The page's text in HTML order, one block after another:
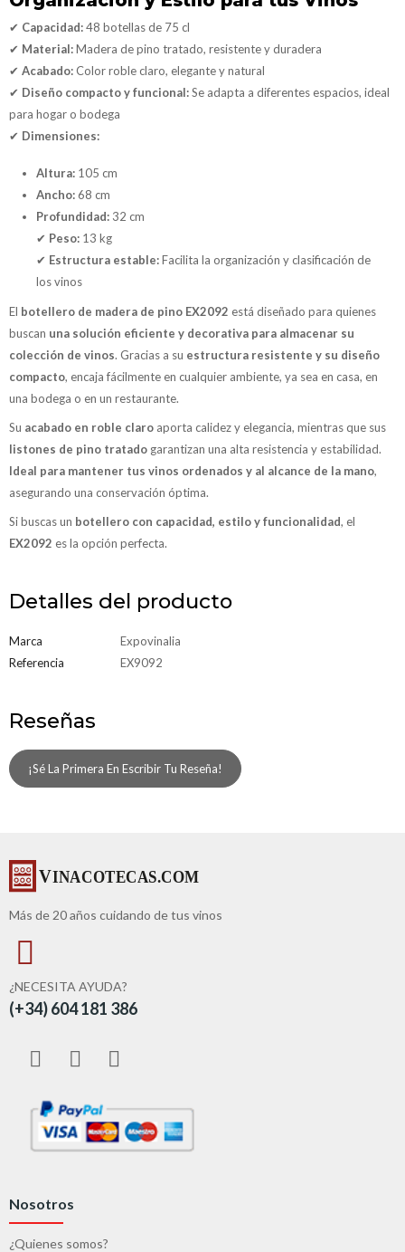
✔ Capacidad:48 botellas de 75 cl
✔ Material:Madera de pino tratado, resistente y duradera
✔ Acabado:Color roble claro, elegante y natural
✔ Diseño compacto y funcional:Se adapta a diferentes espacios, ideal
para hogar o bodega
✔ Dimensiones:
Altura: 105 cm
Ancho:68 cm
Profundidad: 32 cm
✔ Peso: 13 kg
✔ Estructura estable:Facilita la organización y clasificación de
los vinos
El botellero de madera de pino EX2092 está diseñado para quienes
buscan una solución eficiente y decorativa para almacenar su
colección de vinos. Gracias a su estructura resistente y su diseño
compacto, encaja fácilmente en cualquier ambiente, ya sea en casa, en
una bodega o en un restaurante.
Su acabado en roble claro aporta calidez y elegancia, mientras que sus
listones de pino tratado garantizan una alta resistencia y estabilidad.
Ideal para mantener tus vinos ordenados y al alcance de la mano,
asegurando una conservación óptima.
Si buscas un botellero con capacidad, estilo y funcionalidad, el
EX2092 es la opción perfecta.
Detalles del producto
Marca
Expovinalia
Referencia
EX9092
Reseñas
¡Sé La Primera En Escribir Tu Reseña!
Más de 20 años cuidando de tus vinos
¿NECESITA AYUDA?
(+34) 604 181 386
Nosotros
¿Quienes somos?